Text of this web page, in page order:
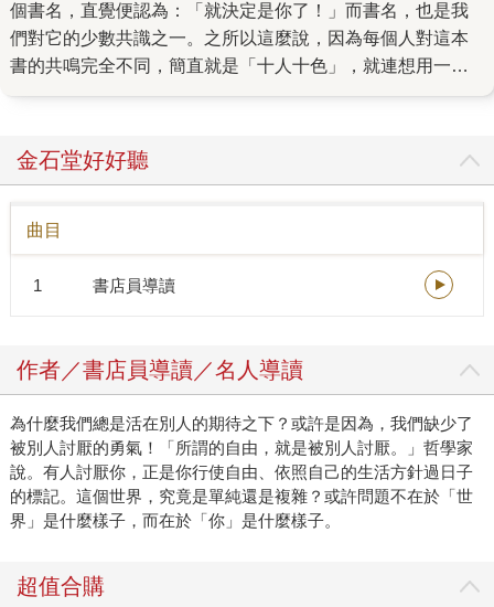
個書名，直覺便認為：「就決定是你了！」而書名，也是我
們對它的少數共識之一。之所以這麼說，因為每個人對這本
書的共鳴完全不同，簡直就是「十人十色」，就連想用一句
多；如果只想描述它的輪廓，又容易讓人覺得空泛。 更何
況，在本書出版前，一般讀者對阿德勒的認識，可說少之又
少。 在缺少共識（笑）的情況下，我們的另一個共識，就是
要想辦法讓讀者實際了解阿德勒的思想究竟能如何幫助我
們。企畫同事邀請各界名人試讀，並分享他們的生命故事；
而在圓神書活網上，我們設計了一個「阿德勒Q&A」專欄，
些口碑逐漸發酵，當初可能的「不利」也成為它能碰觸到更
多讀者的優勢；許多讀者都是因別人介紹或名人分享決定讀
這本書，甚至還有好幾筆來自大學宿舍的訂單。 一位廣播節
目主持人跟我說：「我越來越確定這是一本能幫助大家一輩
子的好書。」說真的，我一直都這麼認為。不論是人生的哪
個面向，需要勇氣時，請記得聽聽阿德勒的建言。
金石堂好好聽
曲目
1 書店員導讀
作者／書店員導讀／名人導讀
為什麼我們總是活在別人的期待之下？或許是因為，我們缺少了
被別人討厭的勇氣！「所謂的自由，就是被別人討厭。」哲學家
說。有人討厭你，正是你行使自由、依照自己的生活方針過日子
的標記。這個世界，究竟是單純還是複雜？或許問題不在於「世
界」是什麼樣子，而在於「你」是什麼樣子。
超值合購